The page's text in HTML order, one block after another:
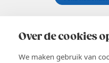
Over de cookies
We maken gebruik van
02 229 81 11